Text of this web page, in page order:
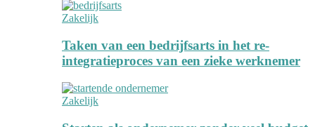
Zakelijk
Taken van een bedrijfsarts in het re-
integratieproces van een zieke werknemer
Zakelijk